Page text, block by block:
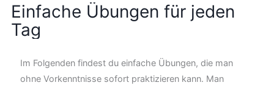
Einfache Übungen für jeden
Tag
Im Folgenden findest du einfache Übungen, die man
ohne Vorkenntnisse sofort praktizieren kann. Man